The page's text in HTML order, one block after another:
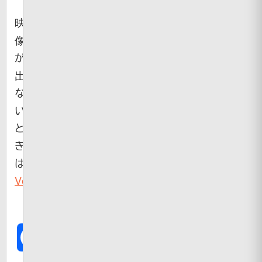
映
像
が
出
な
い
と
き
は
Veoh